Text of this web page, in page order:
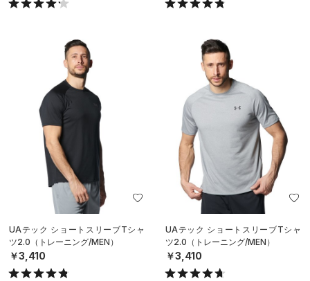
UAテック ショートスリーブTシャ
ツ2.0（トレーニング/MEN）
￥3,410
UAテック ショートスリーブTシャ
ツ2.0（トレーニング/MEN）
￥3,410